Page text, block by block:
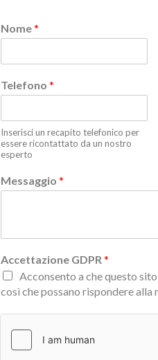
Nome*
Telefono *
Inserisci un recapito telefonico per
essere ricontattato da un nostro
esperto
Messaggio *
Accettazione GDPR *
Acconsento a che questo
così che possano rispondere alla